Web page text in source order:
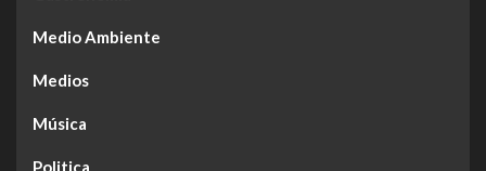
Medio Ambiente
Medios
Música
Politica